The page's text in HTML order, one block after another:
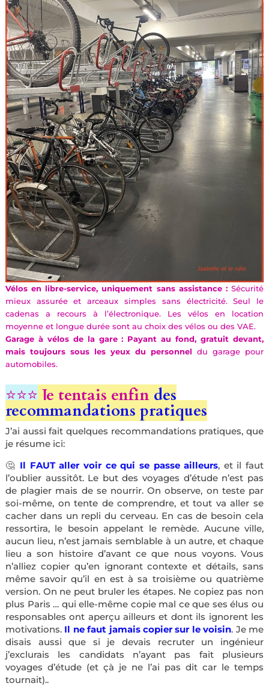
Vélos en libre-service, uniquement sans assistance :Sécurité
mieux assurée et arceaux simples sans électricité.
Seul le
cadenas a recours à l’électronique. Les vélos en location
moyenne et longue durée sont au choix des vélos ou des VAE.
Garage à vélos de la gare : Payant au fond, gratuit devant,
mais toujours sous les yeux du personneldu garage pour
automobiles.
⭐️⭐️⭐️ Je tentais enfin des
recommandations pratiques
J’ai aussi fait quelques recommandations pratiques, que
je résume ici:
🤔 Il FAUT aller voir ce qui se passe ailleurs, et il faut
l’oublier aussitôt. Le but des voyages d’étude n’est pas
de plagier mais de se nourrir. On observe, on teste par
soi-même, on tente de comprendre, et tout va aller se
cacher dans un repli du cerveau. En cas de besoin cela
ressortira, le besoin appelant le remède. Aucune ville,
aucun lieu, n’est jamais semblable à un autre, et chaque
lieu a son histoire d’avant ce que nous voyons. Vous
n’alliez copier qu’en ignorant contexte et détails, sans
même savoir qu’il en est à sa troisième ou quatrième
version. On ne peut bruler les étapes. Ne copiez pas non
plus Paris … qui elle-même copie mal ce que ses élus ou
responsables ont aperçu ailleurs et dont ils ignorent les
motivations. Il ne faut jamais copier sur le voisin. Je me
disais aussi que si je devais recruter un ingénieur
j’exclurais les candidats n’ayant pas fait plusieurs
voyages d’étude (et çà je ne l’ai pas dit car le temps
tournait)..